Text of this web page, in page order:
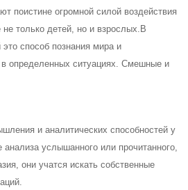
поистине огромной силой воздействия
не только детей, но и взрослых. В
способ познания мира и
определенных ситуациях. Смешные и
и аналитических способностей у
анализа услышанного или прочитанного,
они учатся искать собственные